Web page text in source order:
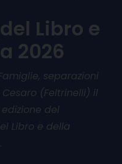
Libro e
2026
separazioni
(Feltrinelli) il
del
Libro e della